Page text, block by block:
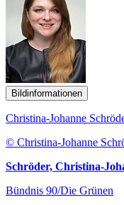
Bildinformationen
Christina-Johanne
© Christina-Johanne
Schröder, Christina-
Bündnis 90/Die Grünen